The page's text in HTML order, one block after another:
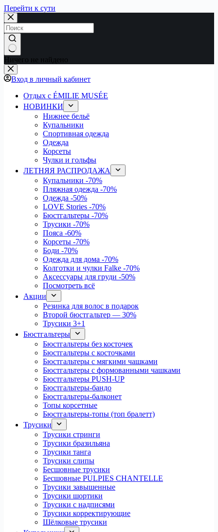
Перейти к сути
Ничего не найдено
Вход в личный кабинет
Отдых с ÉMILIE MUSÉE
НОВИНКИ
Нижнее бельё
Купальники
Спортивная одежда
Одежда
Корсеты
Чулки и гольфы
ЛЕТНЯЯ РАСПРОДАЖА
Купальники -70%
Пляжная одежда -70%
Одежда -50%
LOVE Stories -70%
Бюстгальтеры -70%
Трусики -70%
Пояса -60%
Корсеты -70%
Боди -70%
Одежда для дома -70%
Колготки и чулки Falke -70%
Аксессуары для груди -50%
Посмотреть всё
Акции
Резинка для волос в подарок
Второй бюстгальтер — 30%
Трусики 3+1
Бюстгальтеры
Бюстгальтеры без косточек
Бюстгальтеры с косточками
Бюстгальтеры с мягкими чашками
Бюстгальтеры с формованными чашками
Бюстгальтеры PUSH-UP
Бюстгальтеры-бандо
Бюстгальтеры-балконет
Топы корсетные
Бюстгальтеры-топы (топ бралетт)
Трусики
Трусики стринги
Трусики бразильяна
Трусики танга
Трусики слипы
Бесшовные трусики
Бесшовные PULPIES CHANTELLE
Трусики завышенные
Трусики шортики
Трусики с надписями
Трусики корректирующие
Шёлковые трусики